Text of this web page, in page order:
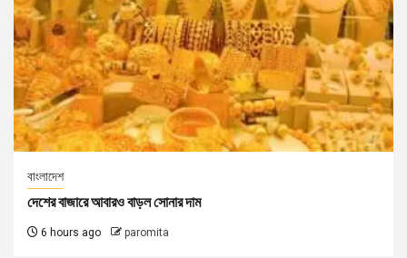
বাংলাদেশ
দেশের বাজারে আবারও বাড়ল সোনার দাম
6 hours ago paromita